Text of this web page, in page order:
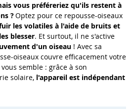
vous préféreriez qu'ils restent à
?Optez pour ce repousse-oiseaux
les volatiles à l'aide de bruits et
blesser. Et surtout, il ne s'active
d'un oiseau ! Avec sa
oiseaux couvre efficacement votre
semble : grâce à son
solaire, l'appareil est indépendant